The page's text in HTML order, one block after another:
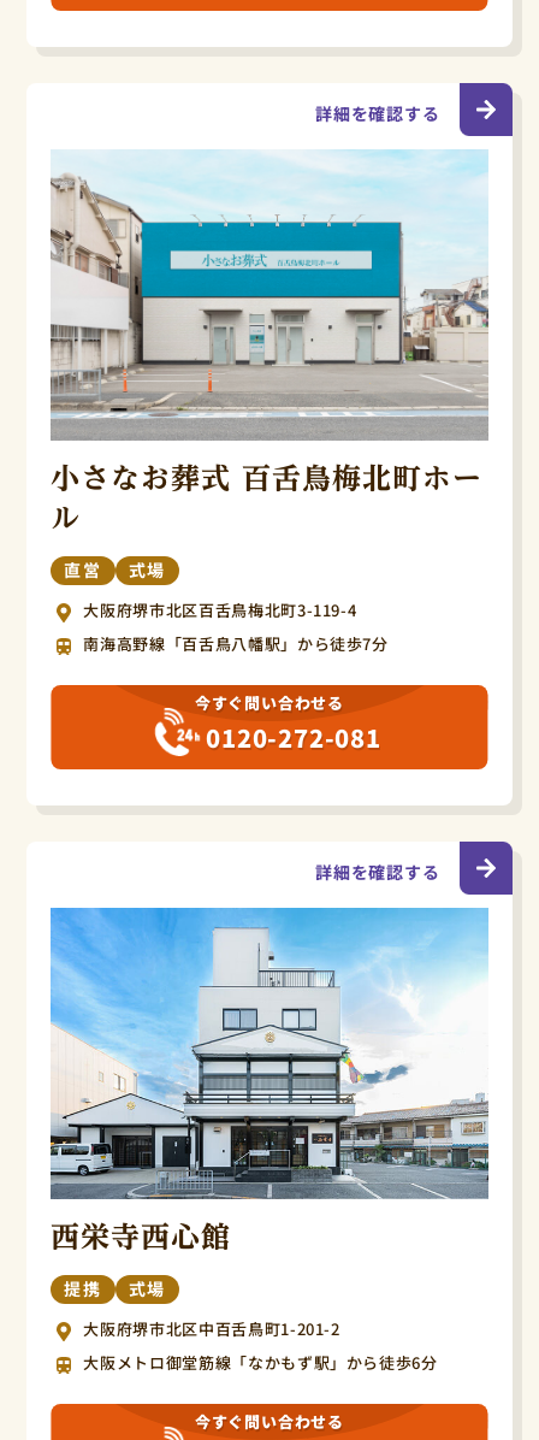
小さなお葬式 百舌鳥梅北町ホー
ル
直営 式場
大阪府堺市北区百舌鳥梅北町3-119-4
南海高野線「百舌鳥八幡駅」から徒歩7分
詳細を確認する
今すぐ問い合わせる
0120-272-081
西栄寺西心館
提携 式場
大阪府堺市北区中百舌鳥町1-201-2
大阪メトロ御堂筋線「なかもず駅」から徒歩6分
詳細を確認する
今すぐ問い合わせる